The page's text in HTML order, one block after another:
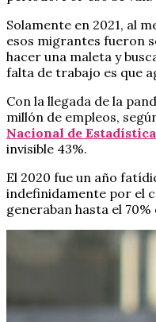
Solamente en 2021, al
esos migrantes fueron
hacer una maleta y
falta de trabajo es que
Con la llegada de la
millón de empleos,
Nacional de Estadística
invisible 43%.
El 2020 fue un año
indefinidamente por el
generaban hasta el